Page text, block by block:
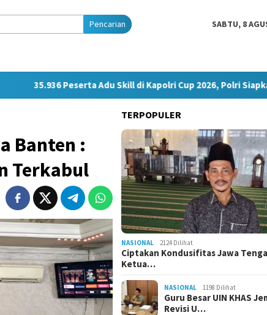
Pencarian SABTU, 8
Peserta Adu Skill di Kapolri Cup 2026, Polri Siapkan
Banten :
Terkabul
TERPOPULER
NASIONAL 2124 Dilihat
Ciptakan Kondusifitas Jawa
Ketua…
NASIONAL 1198 Dilihat
Guru Besar UIN KHAS
Revisi U…